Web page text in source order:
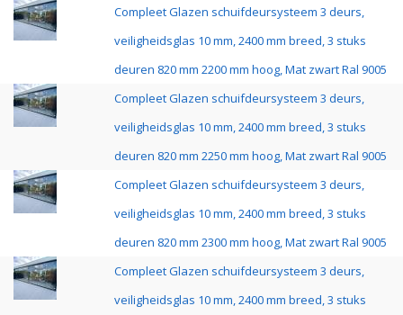
Compleet Glazen schuifdeursysteem 3 deurs,
veiligheidsglas 10 mm, 2400 mm breed, 3 stuks
deuren 820 mm 2200 mm hoog, Mat zwart Ral 9005
Compleet Glazen schuifdeursysteem 3 deurs,
veiligheidsglas 10 mm, 2400 mm breed, 3 stuks
deuren 820 mm 2250 mm hoog, Mat zwart Ral 9005
Compleet Glazen schuifdeursysteem 3 deurs,
veiligheidsglas 10 mm, 2400 mm breed, 3 stuks
deuren 820 mm 2300 mm hoog, Mat zwart Ral 9005
Compleet Glazen schuifdeursysteem 3 deurs,
veiligheidsglas 10 mm, 2400 mm breed, 3 stuks